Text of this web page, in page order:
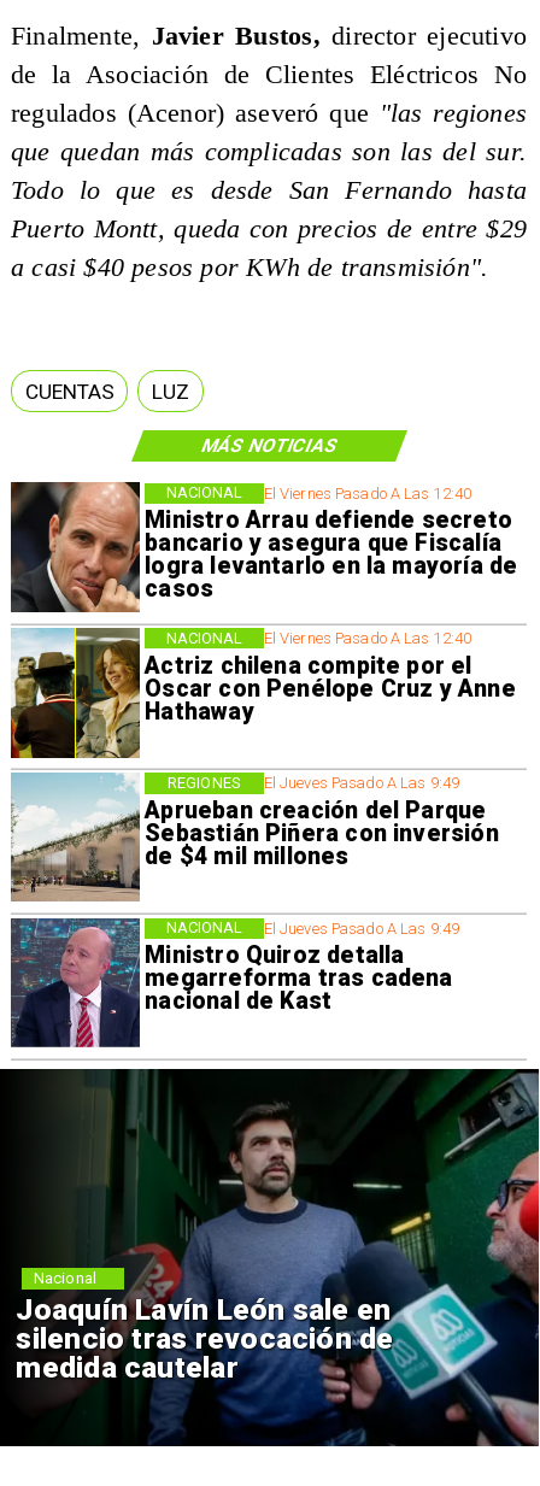
MÁS NOTICIAS
El Viernes Pasado A Las 12:40
Ministro Arrau defiende secreto
bancario y asegura que Fiscalía
logra levantarlo en la mayoría de
casos
NACIONAL
El Viernes Pasado A Las 12:40
Actriz chilena compite por el
Oscar con Penélope Cruz y Anne
Hathaway
NACIONAL
El Jueves Pasado A Las 9:49
Aprueban creación del Parque
Sebastián Piñera con inversión
de $4 mil millones
REGIONES
El Jueves Pasado A Las 9:49
Ministro Quiroz detalla
megarreforma tras cadena
nacional de Kast
NACIONAL
Finalmente, Javier Bustos, director ejecutivo
de la Asociación de Clientes Eléctricos No
regulados (Acenor) aseveró que "las regiones
que quedan más complicadas son las del sur.
Todo lo que es desde San Fernando hasta
Puerto Montt, queda con precios de entre $29
a casi $40 pesos por KWh de transmisión".
CUENTAS LUZ
Joaquín Lavín León sale en
silencio tras revocación de
medida cautelar
Nacional